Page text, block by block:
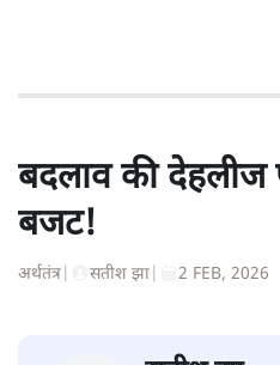
बदलाव की देहलीज
बजट!
अर्थतंत्र सतीश झा 2 FEB, 2026